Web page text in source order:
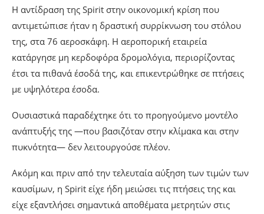
Η αντίδραση της Spirit στην οικονομική κρίση που
αντιμετώπισε ήταν η δραστική συρρίκνωση του στόλου
της, στα 76 αεροσκάφη. Η αεροπορική εταιρεία
κατάργησε μη κερδοφόρα δρομολόγια, περιορίζοντας
έτσι τα πιθανά έσοδά της, και επικεντρώθηκε σε πτήσεις
με υψηλότερα έσοδα.
Ουσιαστικά παραδέχτηκε ότι το προηγούμενο μοντέλο
ανάπτυξής της —που βασιζόταν στην κλίμακα και στην
πυκνότητα— δεν λειτουργούσε πλέον.
Ακόμη και πριν από την τελευταία αύξηση των τιμών των
καυσίμων, η Spirit είχε ήδη μειώσει τις πτήσεις της και
είχε εξαντλήσει σημαντικά αποθέματα μετρητών στις